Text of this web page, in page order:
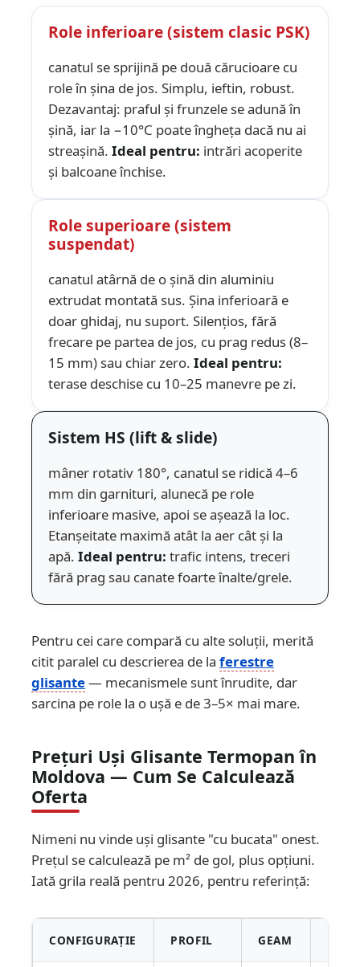
Role inferioare (sistem clasic PSK)
canatul se sprijină pe două cărucioare cu
role în șina de jos. Simplu, ieftin, robust.
Dezavantaj: praful și frunzele se adună în
șină, iar la −10°C poate îngheța dacă nu ai
streașină. Ideal pentru: intrări acoperite
și balcoane închise.
Role superioare (sistem
suspendat)
canatul atârnă de o șină din aluminiu
extrudat montată sus. Șina inferioară e
doar ghidaj, nu suport. Silențios, fără
frecare pe partea de jos, cu prag redus (8–
15 mm) sau chiar zero. Ideal pentru:
terase deschise cu 10–25 manevre pe zi.
Sistem HS (lift & slide)
mâner rotativ 180°, canatul se ridică 4–6
mm din garnituri, alunecă pe role
inferioare masive, apoi se așează la loc.
Etanșeitate maximă atât la aer cât și la
apă. Ideal pentru: trafic intens, treceri
fără prag sau canate foarte înalte/grele.
Pentru cei care compară cu alte soluții, merită
citit paralel cu descrierea de la ferestre
glisante— mecanismele sunt înrudite, dar
sarcina pe role la o ușă e de 3–5× mai mare.
Prețuri Uși Glisante Termopan în
Moldova — Cum Se Calculează
Oferta
Nimeni nu vinde uși glisante "cu bucata" onest.
Prețul se calculează pe m² de gol, plus opțiuni.
Iată grila reală pentru 2026, pentru referință:
CONFIGURAȚIE PROFIL GEAM